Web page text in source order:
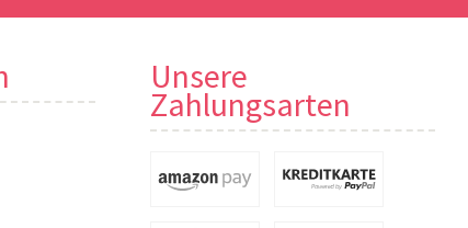
Unsere
Zahlungsarten